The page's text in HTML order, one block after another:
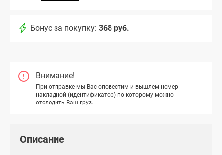
Бонус за покупку: 368 руб.
Внимание!
При отправке мы Вас оповестим и вышлем номер
накладной (идентификатор) по которому можно
отследить Ваш груз.
Описание